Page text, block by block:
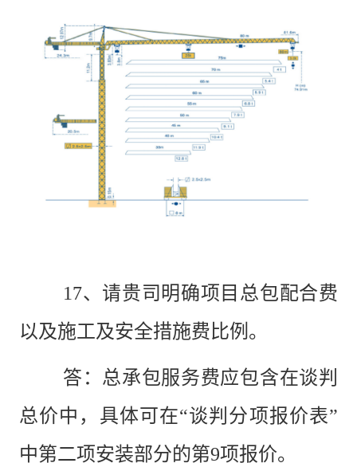
17、请贵司明确项目总包配合费
以及施工及安全措施费 比例。
答： 总承包服务费应包含在谈判
总价中，具体可在“谈判分项报价表”
中第二项安装部分的第9项报价。